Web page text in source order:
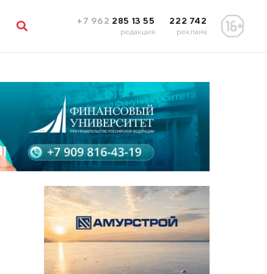
+7 962 285 13 55
редакция
222 742
реклама